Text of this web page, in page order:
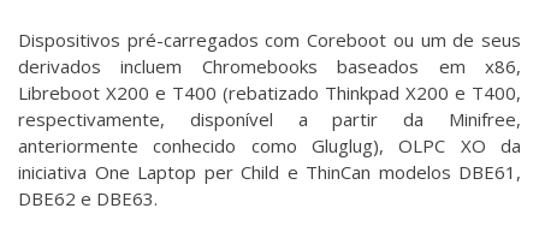
Dispositivos pré-carregados com Coreboot ou um de seus
derivados incluem Chromebooks baseados em x86,
Libreboot X200 e T400 (rebatizado Thinkpad X200 e T400,
respectivamente, disponível a partir da Minifree,
anteriormente conhecido como Gluglug), OLPC XO da
iniciativa One Laptop per Child e ThinCan modelos DBE61,
DBE62 e DBE63.